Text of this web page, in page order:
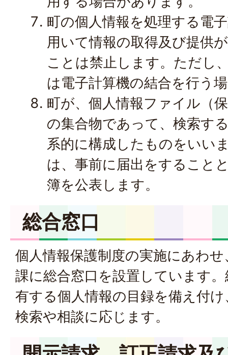
町の個人情報を処理する電
用いて情報の取得及び提供
ことは禁止します。ただし
は電子計算機の結合を行う
町が、個人情報ファイル（
の集合物であって、検索す
系的に構成したものをいい
は、事前に届出をすること
簿を公表します。
総合窓口
個人情報保護制度の実施にあわ
課に総合窓口を設置しています
有する個人情報の目録を備え付
検索や相談に応じます。